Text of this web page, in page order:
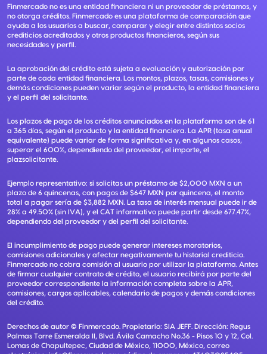
Finmercado no es una entidad financiera ni un proveedor de préstamos, y
no otorga créditos. Finmercado es una plataforma de comparación que
ayuda a los usuarios a buscar, comparar y elegir entre distintos socios
crediticios acreditados y otros productos financieros, según sus
necesidades y perfil.
La aprobación del crédito está sujeta a evaluación y autorización por
parte de cada entidad financiera. Los montos, plazos, tasas, comisiones y
demás condiciones pueden variar según el producto, la entidad financiera
y el perfil del solicitante.
Los plazos de pago de los créditos anunciados en la plataforma son de 61
a 365 días, según el producto y la entidad financiera. La APR (tasa anual
equivalente) puede variar de forma significativa y, en algunos casos,
superar el 600%, dependiendo del proveedor, el importe, el
plazsolicitante.
Ejemplo representativo: si solicitas un préstamo de $2,000 MXN a un
plazo de 6 quincenas, con pagos de $647 MXN por quincena, el monto
total a pagar sería de $3,882 MXN. La tasa de interés mensual puede ir de
28% a 49.50% (sin IVA), y el CAT informativo puede partir desde 677.47%,
dependiendo del proveedor y del perfil del solicitante.
El incumplimiento de pago puede generar intereses moratorios,
comisiones adicionales y afectar negativamente tu historial crediticio.
Finmercado no cobra comisión al usuario por utilizar la plataforma. Antes
de firmar cualquier contrato de crédito, el usuario recibirá por parte del
proveedor correspondiente la información completa sobre la APR,
comisiones, cargos aplicables, calendario de pagos y demás condiciones
del crédito.
Derechos de autor © Finmercado. Propietario: SIA JEFF. Dirección: Regus
Palmas Torre Esmeralda II, Blvd. Ávila Camacho No.36 - Pisos 10 y 12, Col.
Lomas de Chapultepec, Ciudad de México, 11000, México, correo